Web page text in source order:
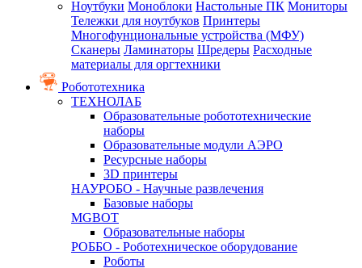
Ноутбуки Моноблоки Настольные ПК Мониторы
Тележки для ноутбуков Принтеры
Многофунциональные устройства (МФУ)
Сканеры Ламинаторы Шредеры Расходные
материалы для оргтехники
Робототехника
ТЕХНОЛАБ
Образовательные робототехнические
наборы
Образовательные модули АЭРО
Ресурсные наборы
3D принтеры
НАУРОБО - Научные развлечения
Базовые наборы
MGBOT
Образовательные наборы
РОББО - Роботехническое оборудование
Роботы